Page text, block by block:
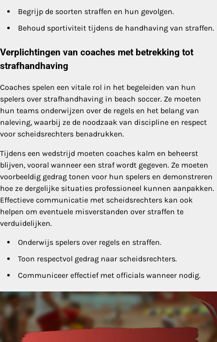
Begrijp de soorten straffen en hun gevolgen.
Behoud sportiviteit tijdens de handhaving van straffen.
Verplichtingen van coaches met betrekking tot
strafhandhaving
Coaches spelen een vitale rol in het begeleiden van hun
spelers over strafhandhaving in beach soccer. Ze moeten
hun teams onderwijzen over de regels en het belang van
naleving, waarbij ze de noodzaak van discipline en respect
voor scheidsrechters benadrukken.
Tijdens een wedstrijd moeten coaches kalm en beheerst
blijven, vooral wanneer een straf wordt gegeven. Ze moeten
voorbeeldig gedrag tonen voor hun spelers en demonstreren
hoe ze dergelijke situaties professioneel kunnen aanpakken.
Effectieve communicatie met scheidsrechters kan ook
helpen om eventuele misverstanden over straffen te
verduidelijken.
Onderwijs spelers over regels en straffen.
Toon respectvol gedrag naar scheidsrechters.
Communiceer effectief met officials wanneer nodig.